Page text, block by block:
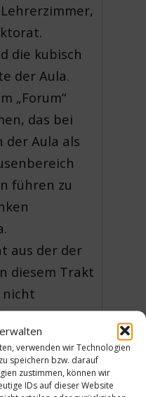
verwenden wir Technologien
speichern bzw. darauf
zustimmen, können wir
IDs auf dieser Website
die kubisch
der Aula.
„Forum“
das bei
Aula als
führen zu
aus der der
diesem Trakt
nicht
die
Zeitpunkt